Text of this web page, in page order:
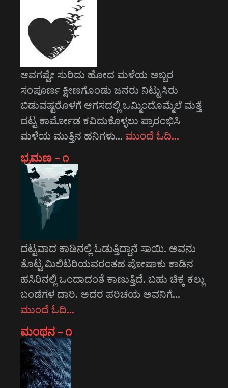
ಆವಗಷ್ಟೇ ಸುರಿದು ಹೋದ ಮಳೆಯ ಅಬ್ಬರ
ಸಂಪೂರ್ಣ ಕ್ಷೀಣಗೊಂಡು ಜನರು ನಿಟ್ಟುಸಿರು
ಬಿಡುವಷ್ಟರೊಳಗೆ ಆಗಸದಲ್ಲಿ ಒಮ್ಮಿಂದೊಮ್ಮೆಲೆ ಮತ್ತೆ
ದಟ್ಟ ಕಾರ್ಮೋಡ ಕವಿದುಕೊಳ್ಳಲು ಪ್ರಾರಂಭಿಸಿ
ಮಳೆಯ ಮುತ್ತಿನ ಹನಿಗಳು… ಮುಂದೆ ಓದಿ…
ಭ್ರಮಣ – ೧
ದಟ್ಟವಾದ ಕಾಡಿನಲ್ಲಿ ಓಡುತ್ತಿದ್ದಾನೆ ಸಾಯಿ. ಅವನು
ತೊಟ್ಟ ಮಿಲಿಟರಿಯವರಂತಹ ಪೋಷಾಕು ಕಾಡಿನ
ಹಸಿರಿನಲ್ಲಿ ಒಂದಾದಂತೆ ಕಾಣುತ್ತಿದೆ. ಬಹು ಚಿಕ್ಕ ಕಲ್ಲು
ಬಂಡೆಗಳ ದಾರಿ. ಅದರ ಪರಿಚಯ ಅವನಿಗೆ…
ಮುಂದೆ ಓದಿ…
ಮಂಥನ – ೧